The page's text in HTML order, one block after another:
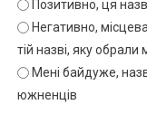
Позитивно, ця
Негативно,
тій назві, яку обрали
Мені байдуже,
южненців